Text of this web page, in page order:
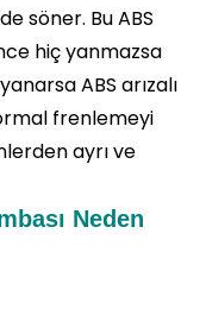
söner. Bu ABS
hiç yanmazsa
ABS arızalı
frenlemeyi
ayrı ve
Neden